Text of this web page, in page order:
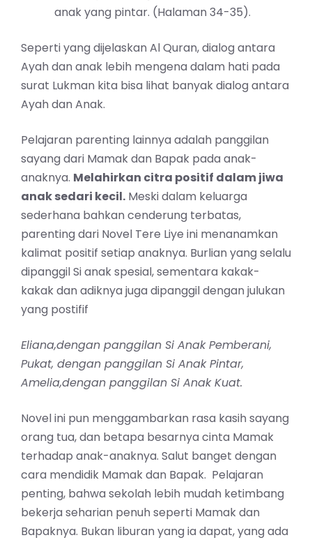
anak yang pintar. (Halaman 34-35).
Seperti yang dijelaskan Al Quran, dialog antara
Ayah dan anak lebih mengena dalam hati pada
surat Lukman kita bisa lihat banyak dialog antara
Ayah dan Anak.
Pelajaran parenting lainnya adalah panggilan
sayang dari Mamak dan Bapak pada anak-
anaknya. Melahirkan citra positif dalam jiwa
anak sedari kecil. Meski dalam keluarga
sederhana bahkan cenderung terbatas,
parenting dari Novel Tere Liye ini menanamkan
kalimat positif setiap anaknya. Burlian yang selalu
dipanggil Si anak spesial, sementara kakak-
kakak dan adiknya juga dipanggil dengan julukan
yang postifif
Eliana,dengan panggilan Si Anak Pemberani,
Pukat, dengan panggilan Si Anak Pintar,
Amelia,dengan panggilan Si Anak Kuat.
Novel ini pun menggambarkan rasa kasih sayang
orang tua, dan betapa besarnya cinta Mamak
terhadap anak-anaknya. Salut banget dengan
cara mendidik Mamak dan Bapak. Pelajaran
penting, bahwa sekolah lebih mudah ketimbang
bekerja seharian penuh seperti Mamak dan
Bapaknya. Bukan liburan yang ia dapat, yang ada